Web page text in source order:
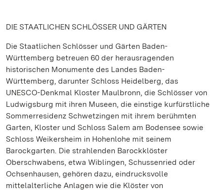
DIE STAATLICHEN SCHLÖSSER UND GÄRTEN
Die Staatlichen Schlösser und Gärten Baden-
Württemberg betreuen 60 der herausragenden
historischen Monumente des Landes Baden-
Württemberg, darunter Schloss Heidelberg, das
UNESCO-Denkmal Kloster Maulbronn, die Schlösser von
Ludwigsburg mit ihren Museen, die einstige kurfürstliche
Sommerresidenz Schwetzingen mit ihrem berühmten
Garten, Kloster und Schloss Salem am Bodensee sowie
Schloss Weikersheim in Hohenlohe mit seinem
Barockgarten. Die strahlenden Barockklöster
Oberschwabens, etwa Wiblingen, Schussenried oder
Ochsenhausen, gehören dazu, eindrucksvolle
mittelalterliche Anlagen wie die Klöster von